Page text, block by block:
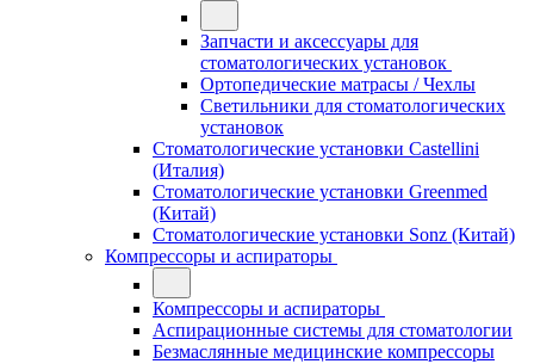
Запчасти и аксессуары для
стоматологических установок
Ортопедические матрасы / Чехлы
Светильники для стоматологических
установок
Стоматологические установки Castellini
(Италия)
Стоматологические установки Greenmed
(Китай)
Стоматологические установки Sonz (Китай)
Компрессоры и аспираторы
Компрессоры и аспираторы
Аспирационные системы для стоматологии
Безмаслянные медицинские компрессоры